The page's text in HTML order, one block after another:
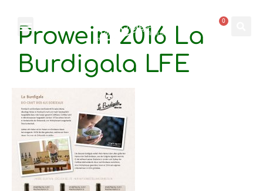
0
Prowein 2016 La
Burdigala LFE